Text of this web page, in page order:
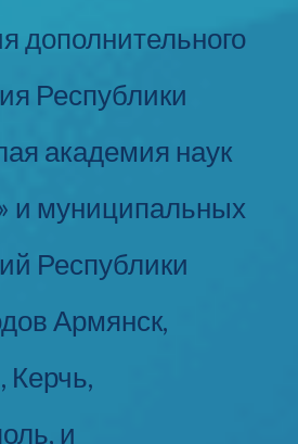
дополнительного
Республики
академия наук
и муниципальных
Республики
Армянск,
Керчь,
и